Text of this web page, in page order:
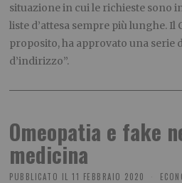
situazione in cui le richieste sono
liste d’attesa sempre più lunghe.
proposito, ha approvato una serie
d’indirizzo”.
Omeopatia e fake
medicina
PUBBLICATO IL 11 FEBBRAIO 2020